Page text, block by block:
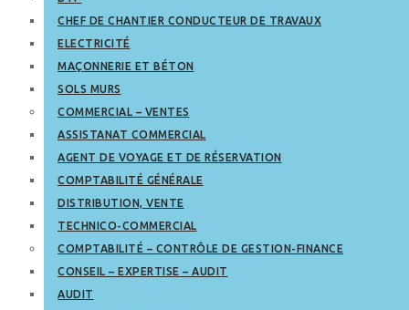
CHEF DE CHANTIER CONDUCTEUR DE TRAVAUX
ELECTRICITÉ
MAÇONNERIE ET BÉTON
SOLS MURS
COMMERCIAL – VENTES
ASSISTANAT COMMERCIAL
AGENT DE VOYAGE ET DE RÉSERVATION
COMPTABILITÉ GÉNÉRALE
DISTRIBUTION, VENTE
TECHNICO-COMMERCIAL
COMPTABILITÉ – CONTRÔLE DE GESTION-FINANCE
CONSEIL – EXPERTISE – AUDIT
AUDIT